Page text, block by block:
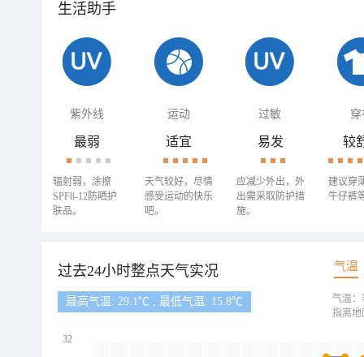
生活助手
紫外线 运动 过敏 穿
最弱
辐射弱，涂擦
SPF8-12防晒护
肤品。
适宜
天气较好，尽情
感受运动的快乐
吧。
易发
应减少外出，外
出需采取防护措
施。
较
建议穿
牛仔裤
过去24小时整点天气实况 气温
最高气温: 29.1℃ , 最低气温: 15.8℃
32
气温：
指离地